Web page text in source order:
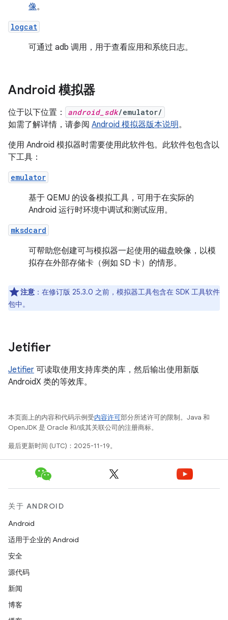
像。
logcat
可通过 adb 调用，用于查看应用和系统日志。
Android 模拟器
位于以下位置： android_sdk/emulator/
如需了解详情，请参阅 Android 模拟器版本说明。
使用 Android 模拟器时需要使用此软件包。此软件包包含以
下工具：
emulator
基于 QEMU 的设备模拟工具，可用于在实际的
Android 运行时环境中调试和测试应用。
mksdcard
可帮助您创建可与模拟器一起使用的磁盘映像，以模
拟存在外部存储卡（例如 SD 卡）的情形。
注意 ：在修订版 25.3.0 之前，模拟器工具包含在 SDK 工具软件
包中。
Jetifier
Jetifier 可读取使用支持库类的库，然后输出使用新版
AndroidX 类的等效库。
本页面上的内容和代码示例受内容许可部分所述许可的限制。Java 和
OpenJDK 是 Oracle 和/或其关联公司的注册商标。
最后更新时间 (UTC)：2025-11-19。
关于 ANDROID
Android
适用于企业的 Android
安全
源代码
新闻
博客